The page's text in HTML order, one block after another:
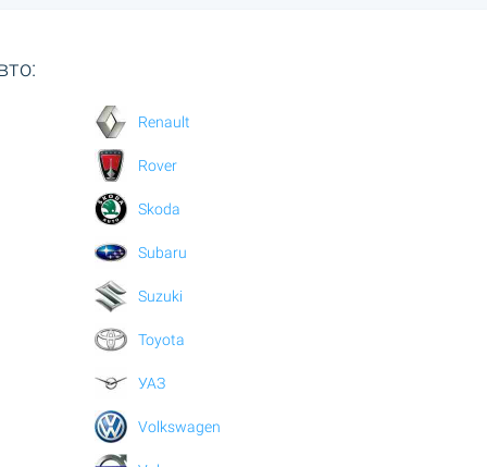
Renault
Rover
Skoda
Subaru
Suzuki
Toyota
УАЗ
Volkswagen